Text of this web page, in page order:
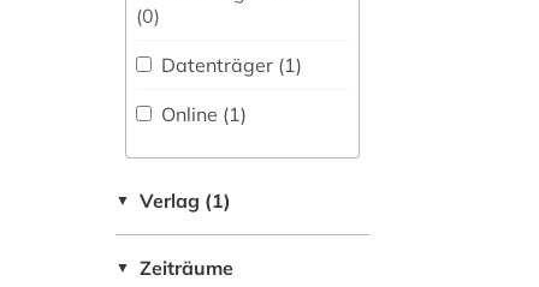
Medizin (0)
Militärwissenschaft
Musikwissenschaft
(0)
Natur- und
Pädagogik (0)
(0)
Datenträger (1)
Online (1)
▼ Verlag (1)
▼ Zeiträume